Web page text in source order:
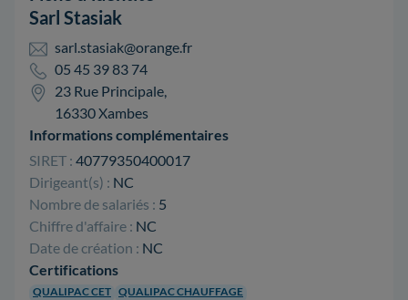
Sarl Stasiak
sarl.stasiak@orange.fr
05 45 39 83 74
23 Rue Principale,
16330 Xambes
Informations complémentaires
SIRET : 40779350400017
Dirigeant(s) : NC
Nombre de salariés : 5
Chiffre d'affaire : NC
Date de création : NC
Certifications
QUALIPAC CET QUALIPAC CHAUFFAGE